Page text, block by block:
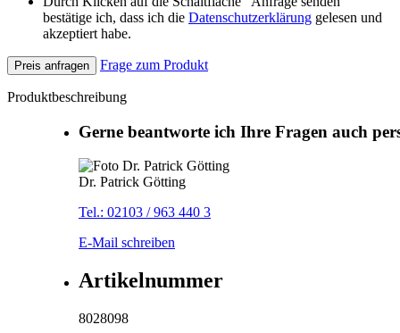
bestätige ich, dass ich die Datenschutzerklärung gelesen und
akzeptiert habe.
Preis anfragen Frage zum Produkt
Produktbeschreibung
Gerne beantworte ich Ihre Fragen auch
Dr. Patrick Götting
Tel.: 02103 / 963 440 3
E-Mail schreiben
Artikelnummer
8028098